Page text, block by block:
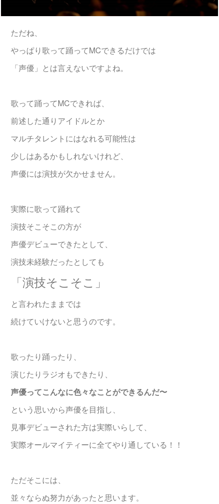
ただね、
やっぱり歌って踊ってMCできるだけでは
「声優」とは言えないですよね。
歌って踊ってMCできれば、
前述した通りアイドルとか
マルチタレントにはなれる可能性は
少しはあるかもしれないけれど、
声優には演技が欠かせません。
実際に歌って踊れて
演技そこそこの方が
声優デビューできたとして、
演技未経験だったとしても
「演技そこそこ」
と言われたままでは
続けていけないと思うのです。
歌ったり踊ったり、
演じたりラジオもできたり、
声優ってこんなに色々なことができるんだ〜
という思いから声優を目指し、
見事デビューされた方は実際いらして、
実際オールマイティーに全てやり通している！！
ただそこには、
並々ならぬ努力があったと思います。